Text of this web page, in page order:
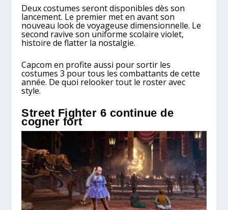
Deux costumes seront disponibles dès son
lancement. Le premier met en avant son
nouveau look de voyageuse dimensionnelle. Le
second ravive son uniforme scolaire violet,
histoire de flatter la nostalgie.
Capcom en profite aussi pour sortir les
costumes 3 pour tous les combattants de cette
année. De quoi relooker tout le roster avec
style.
Street Fighter 6 continue de
cogner fort